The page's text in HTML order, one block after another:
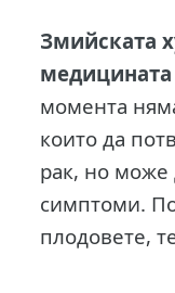
Змийската
момента
които да
рак, но може
симптоми.
плодовете,